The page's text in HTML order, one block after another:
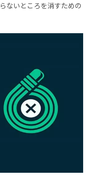
ないところを消すための